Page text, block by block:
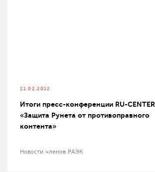
21.02.2012
Итоги пресс-конференции RU-CENTER
«Защита Рунета от противоправного
контента»
Новости членов РАЭК